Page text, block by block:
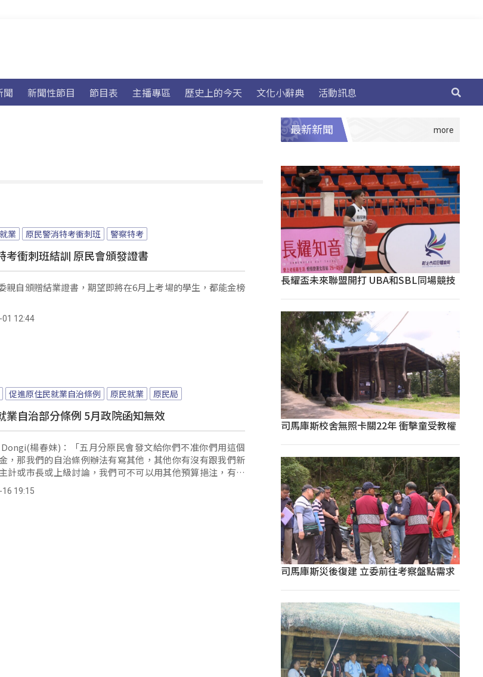
聞 新聞性節目 節目表 主播專區 歷史上的今天 文化小辭典 活動訊息
業 原民警消特考衝刺班 警察特考
考衝刺班結訓 原民會頒發證書
親自頒贈結業證書，期望即將在6月上考場的學生，都能金榜
12:44
促進原住民就業自治條例 原民就業 原民局
業自治部分條例 5月政院函知無效
楊春妹)：「五月分原民會發文給你們不准你們用這個
，那我們的自治條例辦法有寫其他，其他你有沒有跟我們新
計或市長或上級討論，我們可不可以用其他預算挹注，有沒
。19:15
最新新聞
長耀盃未來聯盟開打 UBA和SBL同場競技
司馬庫斯校舍無照卡關22年 衝擊童受教權
司馬庫斯災後復建 立委前往考察盤點需求